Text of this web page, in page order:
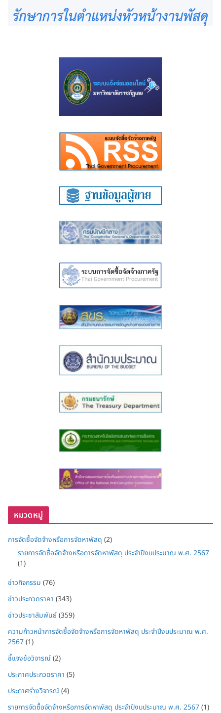
หมวดหมู่
การจัดซื้อจัดจ้างหรือการจัดหาพัสดุ (2)
รายการจัดซื้อจัดจ้างหรือการจัดหาพัสดุ ประจำปีงบประมาณ พ.ศ. 2567
(1)
ข่าวกิจกรรม (76)
ข่าวประกวดราคา (343)
ข่าวประชาสัมพันธ์(359)
ความก้าวหน้าการจัดซื้อจัดจ้างหรือการจัดหาพัสดุ ประจำปีงบประมาณ พ.ศ.
2567(1)
ชี้แจงข้อวิจารณ์(2)
ประกาศประกวดราคา (5)
ประกาศร่างวิจารณ์(4)
รายการจัดซื้อจัดจ้างหรือการจัดหาพัสดุ ประจำปีงบประมาณ พ.ศ. 2567(1)